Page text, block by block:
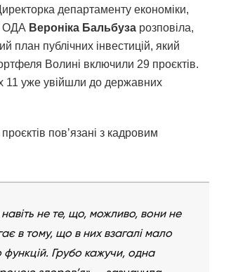
департаменту економіки,
ОДА Вероніка Бальбуза розповіла,
план публічних інвестицій, який
Волині включили 29 проєктів.
11 уже увійшли до державних
пов’язані з кадровим
не те, що, можливо, вони не
в тому, що в них взагалі мало
Грубо кажучи, одна